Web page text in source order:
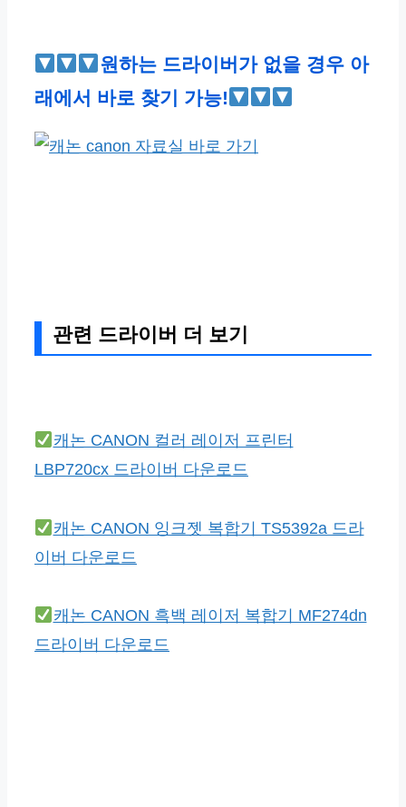
원하는 드라이버가 없을 경우 아
래에서 바로 찾기 가능!
관련 드라이버 더 보기
캐논 CANON 컬러 레이저 프린터
LBP720cx 드라이버 다운로드
캐논 CANON 잉크젯 복합기 TS5392a 드라
이버 다운로드
캐논 CANON 흑백 레이저 복합기 MF274dn
드라이버 다운로드